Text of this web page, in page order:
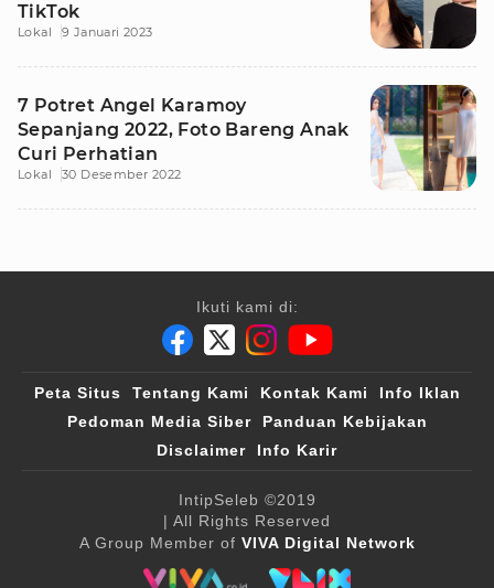
TikTok
Lokal 9 Januari 2023
7 Potret Angel Karamoy
Sepanjang 2022, Foto Bareng Anak
Curi Perhatian
Lokal 30 Desember 2022
Ikuti kami di:
Peta Situs Tentang Kami Kontak Kami
Info Iklan
Pedoman Media Siber
Panduan Kebijakan
Disclaimer
Info Karir
IntipSeleb ©2019
| All Rights Reserved
A Group Member of VIVA Digital Network